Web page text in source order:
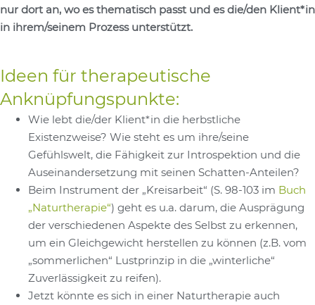
nur dort an, wo es thematisch passt und es die/den Klient*in
in ihrem/seinem Prozess unterstützt.
Ideen für therapeutische
Anknüpfungspunkte:
Wie lebt die/der Klient*in die herbstliche
Existenzweise? Wie steht es um ihre/seine
Gefühlswelt, die Fähigkeit zur Introspektion und die
Auseinandersetzung mit seinen Schatten-Anteilen?
Beim Instrument der „Kreisarbeit“ (S. 98-103 im Buch
„Naturtherapie“) geht es u.a. darum, die Ausprägung
der verschiedenen Aspekte des Selbst zu erkennen,
um ein Gleichgewicht herstellen zu können (z.B. vom
„sommerlichen“ Lustprinzip in die „winterliche“
Zuverlässigkeit zu reifen).
Jetzt könnte es sich in einer Naturtherapie auch